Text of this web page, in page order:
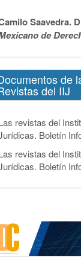
Saavedra.
de
de
del IIJ
revistas del
Boletín
revistas del
Boletín